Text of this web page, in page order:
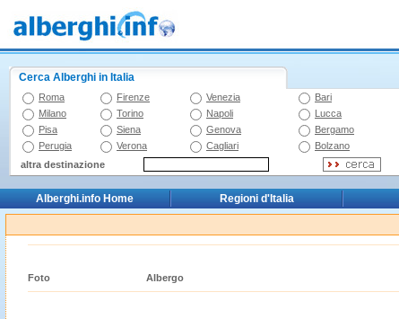
Cerca Alberghi in Italia
Roma Firenze Venezia
Bari
Milano
Torino Napoli
Lucca
Pisa
Siena Genova
Bergamo
Perugia
Verona Cagliari
Bolzano
altra destinazione
Alberghi.info Home Regioni d'Italia
Foto Albergo